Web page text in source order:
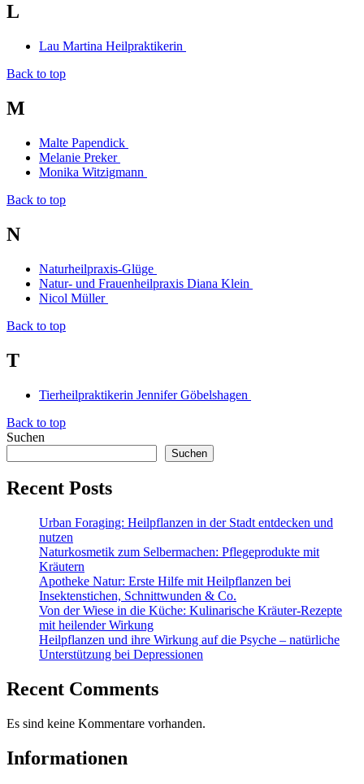
L
Lau Martina Heilpraktikerin
Back to top
M
Malte Papendick
Melanie Preker
Monika Witzigmann
Back to top
N
Naturheilpraxis-Glüge
Natur- und Frauenheilpraxis Diana Klein
Nicol Müller
Back to top
T
Tierheilpraktikerin Jennifer Göbelshagen
Back to top
Suchen
Suchen
Recent Posts
Urban Foraging: Heilpflanzen in der Stadt entdecken und
nutzen
Naturkosmetik zum Selbermachen: Pflegeprodukte mit
Kräutern
Apotheke Natur: Erste Hilfe mit Heilpflanzen bei
Insektenstichen, Schnittwunden & Co.
Von der Wiese in die Küche: Kulinarische Kräuter-Rezepte
mit heilender Wirkung
Heilpflanzen und ihre Wirkung auf die Psyche – natürliche
Unterstützung bei Depressionen
Recent Comments
Es sind keine Kommentare vorhanden.
Informationen